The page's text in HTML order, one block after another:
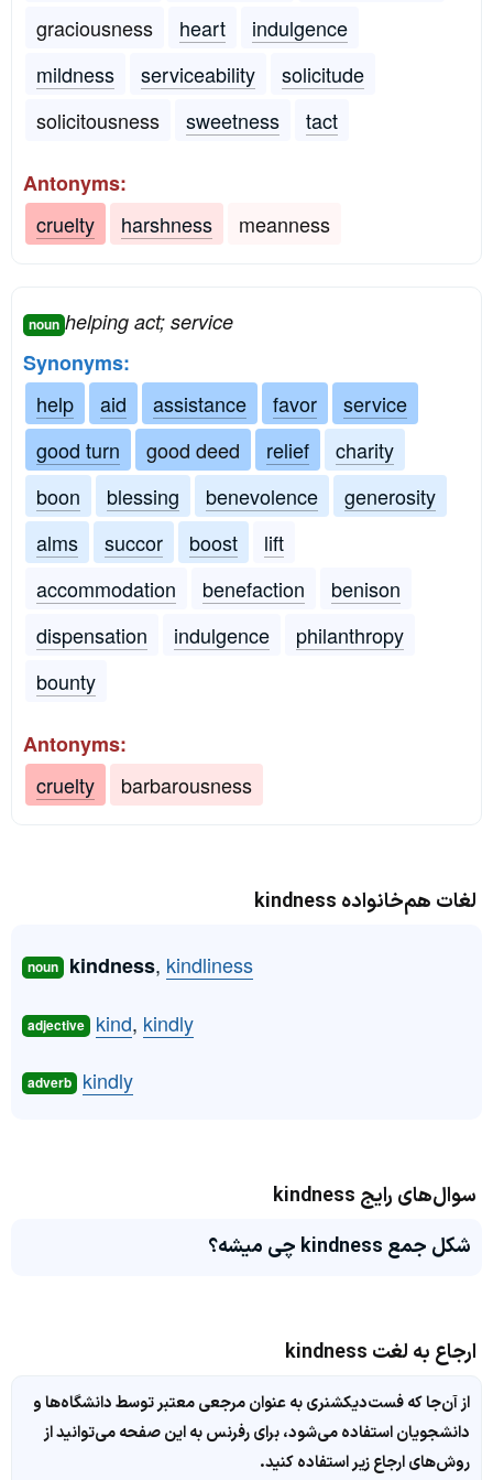
graciousness
heart
indulgence
mildness
serviceability
solicitude
solicitousness
sweetness tact
Antonyms:
cruelty
harshness meanness
noun helping act; service
Synonyms:
help
aid assistance favor
service
good turn
good deed relief
charity
boon
blessing benevolence
generosity
alms
succor boost
lift
accommodation
benefaction
benison
dispensation
indulgence
philanthropy
bounty
Antonyms:
cruelty
barbarousness
لغات هم‌خانواده kindness
noun kindness, kindliness
adjective kind, kindly
adverb kindly
سوال‌های رایج kindness
شکل جمع kindness چی میشه؟
ارجاع به لغت kindness
از آن‌جا که فست‌دیکشنری به عنوان مرجعی معتبر توسط دانشگاه‌ها و
دانشجویان استفاده می‌شود، برای رفرنس به این صفحه می‌توانید از
روش‌های ارجاع زیر استفاده کنید.